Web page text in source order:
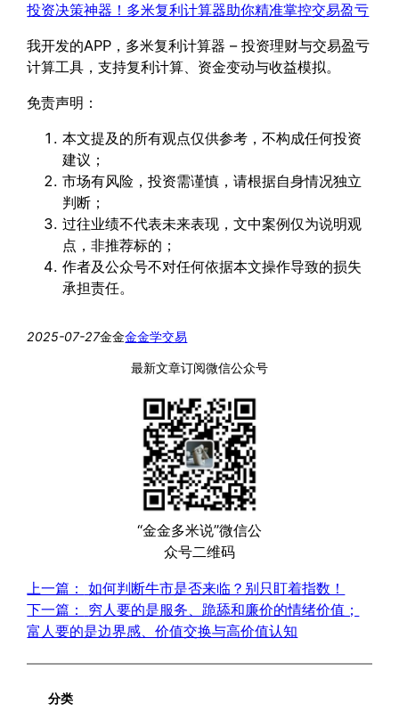
投资决策神器！多米复利计算器助你精准掌控交易盈亏
我开发的APP，多米复利计算器 – 投资理财与交易盈亏
计算工具，支持复利计算、资金变动与收益模拟。
免责声明：
本文提及的所有观点仅供参考，不构成任何投资
建议；
市场有风险，投资需谨慎，请根据自身情况独立
判断；
过往业绩不代表未来表现，文中案例仅为说明观
点，非推荐标的；
作者及公众号不对任何依据本文操作导致的损失
承担责任。
2025-07-27金金金金学交易
最新文章订阅微信公众号
“金金多米说”微信公
众号二维码
上一篇：
如何判断牛市是否来临？别只盯着指数！
下一篇：
穷人要的是服务、跪舔和廉价的情绪价值；
富人要的是边界感、价值交换与高价值认知
分类